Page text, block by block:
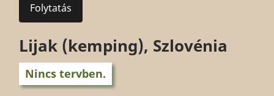
Folytatás
Lijak (kemping), Szlovénia
Nincs tervben.